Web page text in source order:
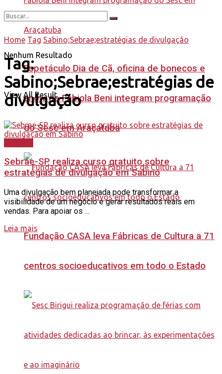
Espetáculo Dia de Cã, oficina de bonecos e
show de Fabiola Beni integram programação
do Sesc em Araçatuba
Fundação CASA leva Fábricas de Cultura a 71
centros socioeducativos em todo o Estado
Nenhum Resultado
View All Result
Home Tag Sabino;Sebrae;estratégias de divulgação
Tag:
Sabino;Sebrae;estratégias de
divulgação
Sebrae-SP realiza curso gratuito sobre
estratégias de divulgação em Sabino
Uma divulgação bem planejada pode transformar a
visibilidade de um negócio e gerar resultados reais em
vendas. Para apoiar os ...
Leia mais